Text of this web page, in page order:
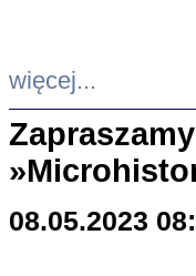
więcej...
08.05.2023